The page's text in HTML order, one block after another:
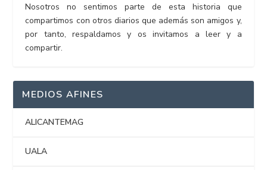
Nosotros no sentimos parte de esta historia que
compartimos con otros diarios que además son amigos y,
por tanto, respaldamos y os invitamos a leer y a
compartir.
MEDIOS AFINES
ALICANTEMAG
UALA